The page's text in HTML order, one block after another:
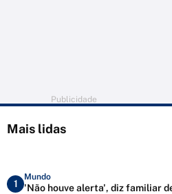
Publicidade
Mais lidas
1
Mundo
'Não houve alerta', diz familiar